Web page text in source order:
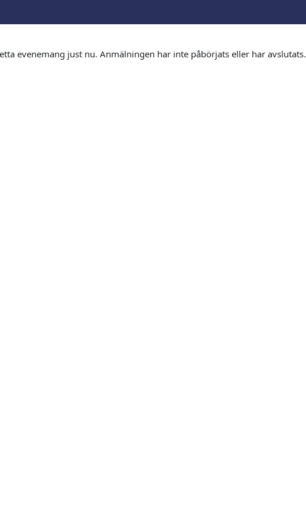
evenemang just nu. Anmälningen har inte påbörjats eller har avslutats.